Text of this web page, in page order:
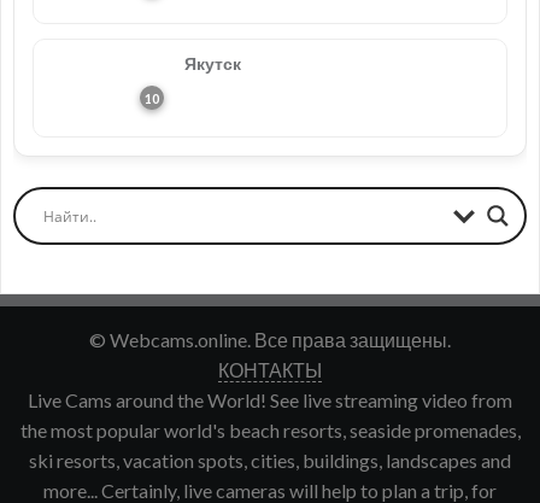
Якутск
© Webcams.online. Все права защищены.
КОНТАКТЫ
Live Cams around the World! See live streaming video from
the most popular world's beach resorts, seaside promenades,
ski resorts, vacation spots, cities, buildings, landscapes and
more... Certainly, live cameras will help to plan a trip, for